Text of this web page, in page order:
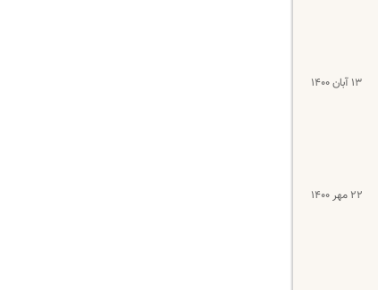
۱۳ آبان ۱۴۰۰
۲۲ مهر ۱۴۰۰